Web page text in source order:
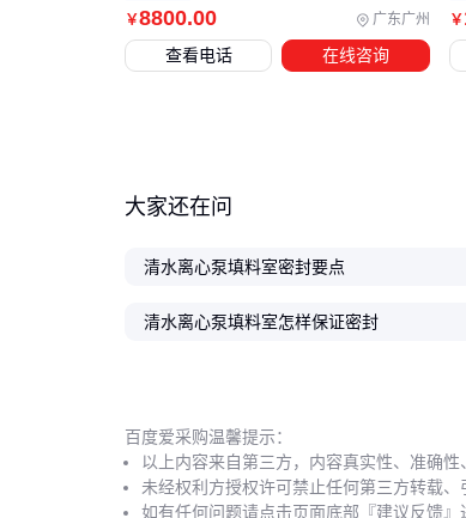
￥8800.00 广东广州
查看电话 在线咨询
￥
大家还在问
清水离心泵填料室密封要点
清水离心泵填料室怎样保证密封
百度爱采购温馨提示：
以上内容来自第三方，内容真实性、准确
未经权利方授权许可禁止任何第三方转载、
如有任何问题请点击页面底部『建议反馈』